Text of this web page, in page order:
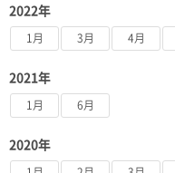
2022年
1月 3月 4月
2021年
1月 6月
2020年